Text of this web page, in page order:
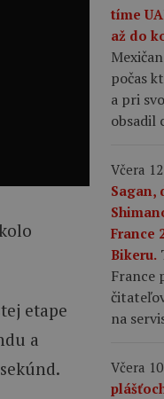
etape
a
tíme
až do
počas
a pri
obsadil
Včera
Sagan,
France
Bikeru.
France
na
Včera